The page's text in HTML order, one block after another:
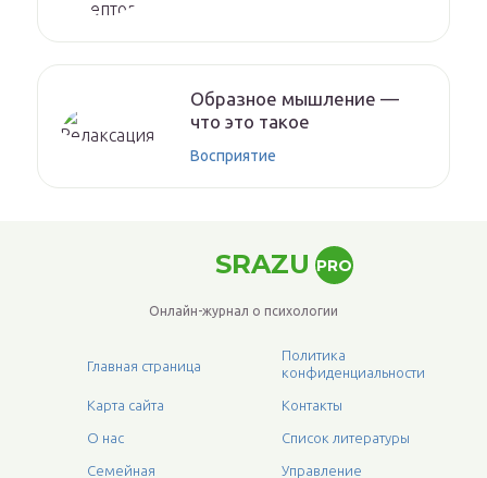
Образное мышление —
что это такое
Восприятие
SRAZU PRO
Онлайн-журнал о психологии
Главная страница
Политика
конфиденциальности
Карта сайта Контакты
О нас Список литературы
Семейная Управление